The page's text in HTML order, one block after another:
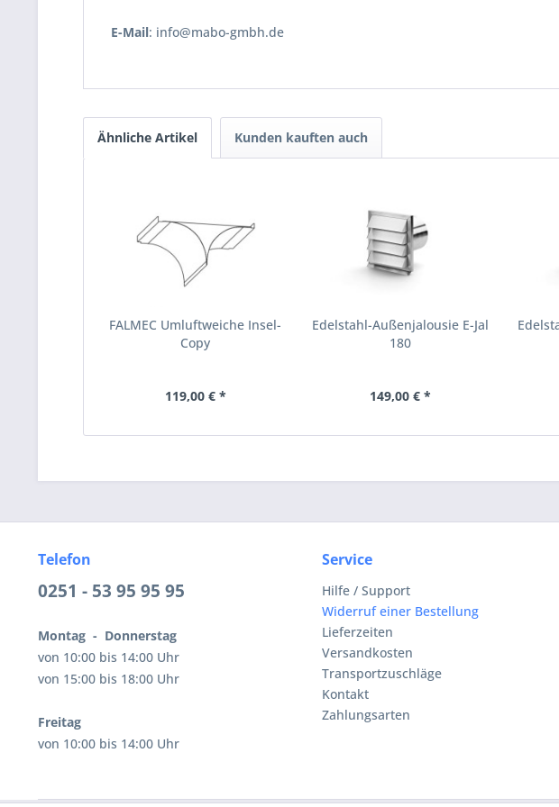
E-Mail: info@mabo-gmbh.de
Ähnliche Artikel Kunden kauften auch
FALMEC Umluftweiche Insel-
Copy
119,00 € *
Edelstahl-Außenjalousie E-Jal
180
149,00 € *
Telefon
0251 - 53 95 95 95
Montag - Donnerstag
von 10:00 bis 14:00 Uhr
von 15:00 bis 18:00 Uhr
Freitag
von 10:00 bis 14:00 Uhr
Service
Hilfe / Support
Widerruf einer Bestellung
Lieferzeiten
Versandkosten
Transportzuschläge
Kontakt
Zahlungsarten